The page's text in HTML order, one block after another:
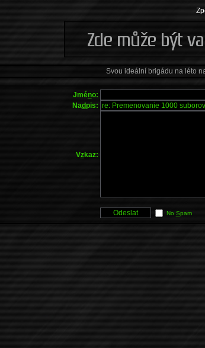
Svou ideální brigádu na léto
Jméno:
Nadpis:
Vzkaz:
No Spam